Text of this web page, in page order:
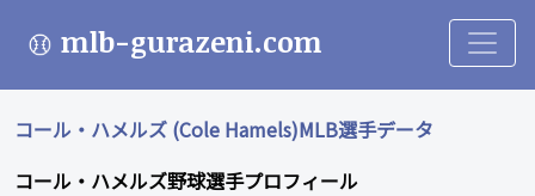
mlb-gurazeni.com
コール・ハメルズ (Cole Hamels)MLB選手データ
コール・ハメルズ野球選手プロフィール